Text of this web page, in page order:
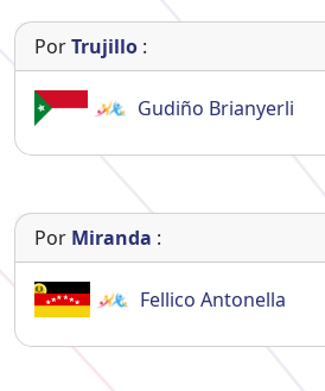
PorTrujillo :
Gudiño Brianyerli
Por Miranda :
Fellico Antonella